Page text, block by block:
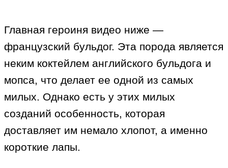
Главная героиня видео ниже —
французский бульдог. Эта порода является
неким коктейлем английского бульдога и
мопса, что делает ее одной из самых
милых. Однако есть у этих милых
созданий особенность, которая
доставляет им немало хлопот, а именно
короткие лапы.